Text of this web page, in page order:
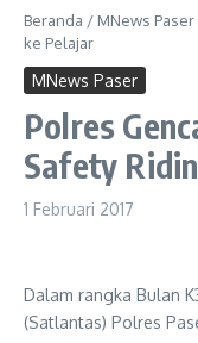
Beranda / MNews Paser
ke Pelajar
MNews Paser
Polres
Safety
1 Februari 2017
Dalam rangka Bulan
(Satlantas) Polres